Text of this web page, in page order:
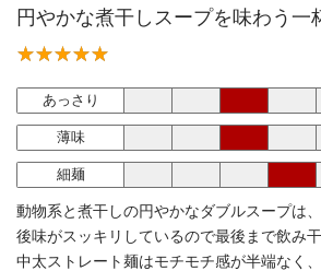
円やかな煮干しスープを味わう一
あっさり
薄味
細麺
動物系と煮干しの円やかなダブルスープは
後味がスッキリしているので最後まで飲み
中太ストレート麺はモチモチ感が半端なく